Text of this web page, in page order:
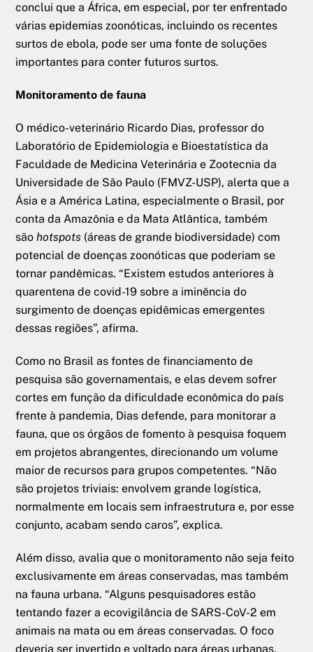
conclui que a África, em especial, por ter enfrentado
várias epidemias zoonóticas, incluindo os recentes
surtos de ebola, pode ser uma fonte de soluções
importantes para conter futuros surtos.
Monitoramento de fauna
O médico-veterinário Ricardo Dias, professor do
Laboratório de Epidemiologia e Bioestatística da
Faculdade de Medicina Veterinária e Zootecnia da
Universidade de São Paulo (FMVZ-USP), alerta que a
Ásia e a América Latina, especialmente o Brasil, por
conta da Amazônia e da Mata Atlântica, também
sãohotspots (áreas de grande biodiversidade) com
potencial de doenças zoonóticas que poderiam se
tornar pandêmicas. “Existem estudos anteriores à
quarentena de covid-19 sobre a iminência do
surgimento de doenças epidêmicas emergentes
dessas regiões”, afirma.
Como no Brasil as fontes de financiamento de
pesquisa são governamentais, e elas devem sofrer
cortes em função da dificuldade econômica do país
frente à pandemia, Dias defende, para monitorar a
fauna, que os órgãos de fomento à pesquisa foquem
em projetos abrangentes, direcionando um volume
maior de recursos para grupos competentes. “Não
são projetos triviais: envolvem grande logística,
normalmente em locais sem infraestrutura e, por esse
conjunto, acabam sendo caros”, explica.
Além disso, avalia que o monitoramento não seja feito
exclusivamente em áreas conservadas, mas também
na fauna urbana. “Alguns pesquisadores estão
tentando fazer a ecovigilância de SARS-CoV-2 em
animais na mata ou em áreas conservadas. O foco
deveria ser invertido e voltado para áreas urbanas,